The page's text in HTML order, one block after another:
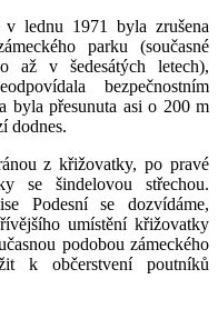
lednu 1971 byla zrušena
parku (současné
až v šedesátých letech),
bezpečnostním
byla přesunuta asi o 200 m
dodnes.
z křižovatky, po pravé
se šindelovou střechou.
Podesní se dozvídáme,
umístění křižovatky
podobou zámeckého
k občerstvení poutníků